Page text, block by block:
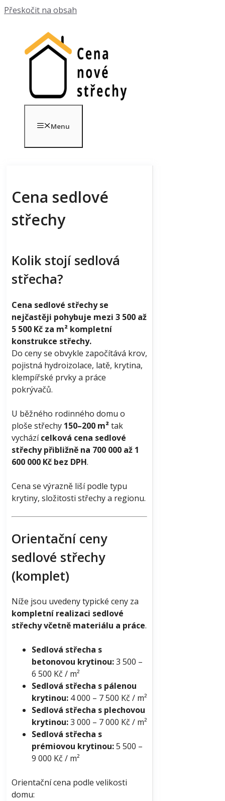
Přeskočit na obsah
Menu
Cena sedlové
střechy
Kolik stojí sedlová
střecha?
Cena sedlové střechy se
nejčastěji pohybuje mezi 3 500 až
5 500 Kč za m² kompletní
konstrukce střechy.
Do ceny se obvykle započítává krov,
pojistná hydroizolace, latě, krytina,
klempířské prvky a práce
pokrývačů.
U běžného rodinného domu o
ploše střechy 150–200 m²tak
vycházícelková cena sedlové
střechy přibližně na 700 000 až 1
600 000 Kč bez DPH.
Cena se výrazně liší podle typu
krytiny, složitosti střechy a regionu.
Orientační ceny
sedlové střechy
(komplet)
Níže jsou uvedeny typické ceny za
kompletní realizaci sedlové
střechy včetně materiálu a práce.
Sedlová střecha s
betonovou krytinou:3 500 –
6 500 Kč / m²
Sedlová střecha s pálenou
krytinou: 4 000 – 7 500 Kč / m²
Sedlová střecha s plechovou
krytinou:3 000 – 7 000 Kč / m²
Sedlová střecha s
prémiovou krytinou:5 500 –
9 000 Kč / m²
Orientační cena podle velikosti
domu: